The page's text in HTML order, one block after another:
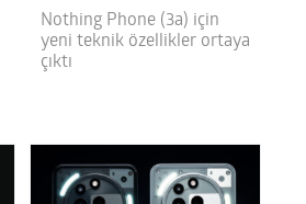
Nothing Phone (3a) için
yeni teknik özellikler ortaya
çıktı